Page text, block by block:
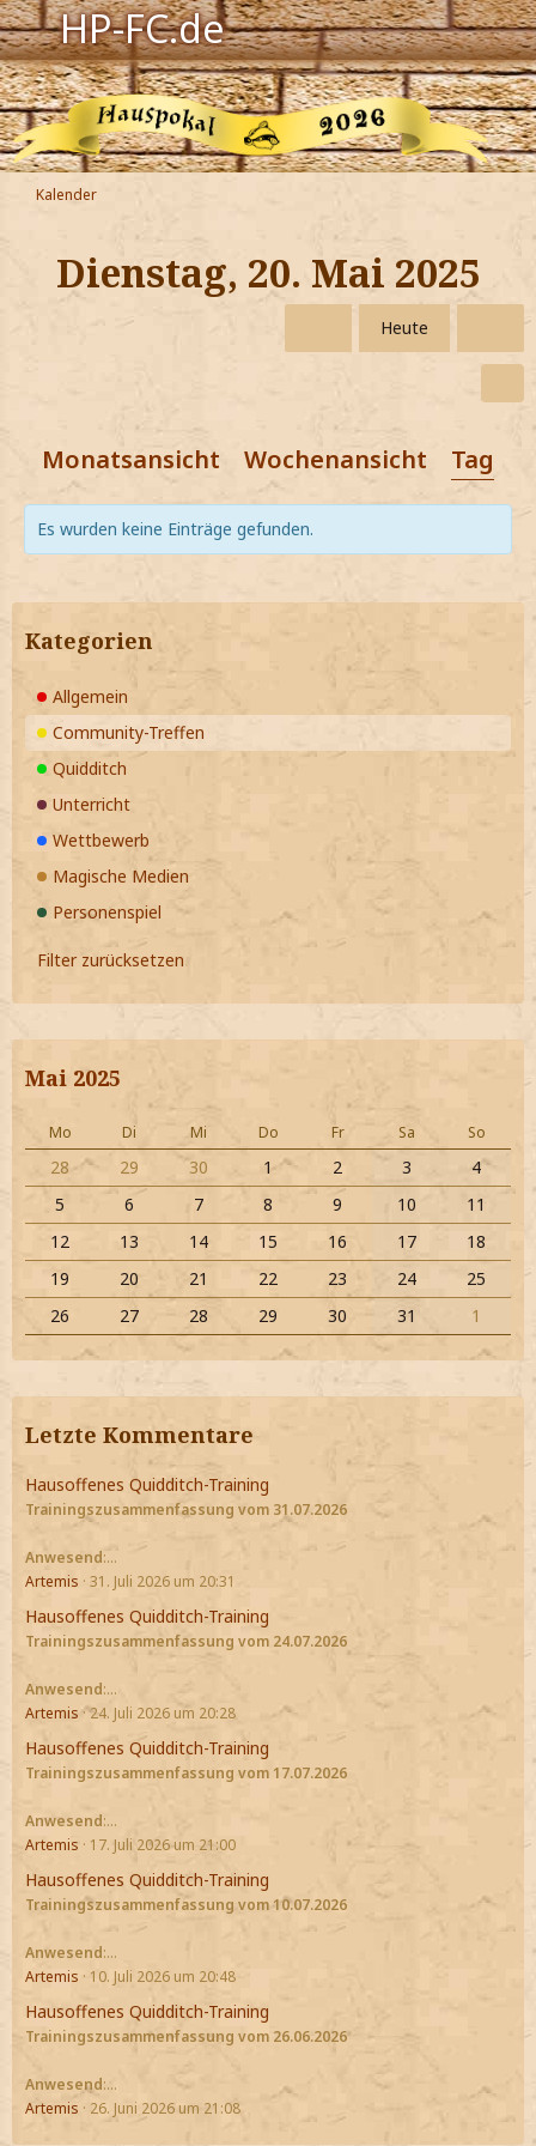
HP-FC.de
Navigation
Harry Potter
Der HP-FC
Hogwarts
Zauberwelt
Jetzt Fanclub-Mitglied werden!
Kalender
Dienstag, 20. Mai 2025
Heute
Monatsansicht Wochenansicht
Es wurden keine Einträge gefunden.
Kategorien
Allgemein
Community-Treffen
Quidditch
Unterricht
Wettbewerb
Magische Medien
Personenspiel
Filter zurücksetzen
Mai 2025
Mo Di Mi Do Fr Sa So
28 29 30 1 2 3
4
5
6 7 8 9 10
11
12
13 14 15 16 17
18
19
20 21 22 23 24
25
26
27 28 29 30 31 1
Letzte Kommentare
Hausoffenes Quidditch-Training
Trainingszusammenfassung vom 31.07.2026
Anwesend:…
Artemis 31. Juli 2026 um 20:31
Hausoffenes Quidditch-Training
Trainingszusammenfassung vom 24.07.2026
Anwesend:…
Artemis 24. Juli 2026 um 20:28
Hausoffenes Quidditch-Training
Trainingszusammenfassung vom 17.07.2026
Anwesend:…
Artemis
17. Juli 2026 um 21:00
Hausoffenes Quidditch-Training
Trainingszusammenfassung vom 10.07.2026
Anwesend:…
Artemis
10. Juli 2026 um 20:48
Hausoffenes Quidditch-Training
Trainingszusammenfassung vom 26.06.2026
Anwesend:…
Artemis
26. Juni 2026 um 21:08